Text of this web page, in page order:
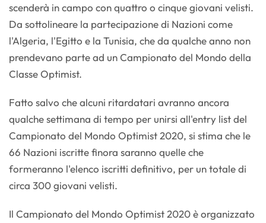
scenderà in campo con quattro o cinque giovani velisti.
Da sottolineare la partecipazione di Nazioni come
l'Algeria, l'Egitto e la Tunisia, che da qualche anno non
prendevano parte ad un Campionato del Mondo della
Classe Optimist.
Fatto salvo che alcuni ritardatari avranno ancora
qualche settimana di tempo per unirsi all'entry list del
Campionato del Mondo Optimist 2020, si stima che le
66 Nazioni iscritte finora saranno quelle che
formeranno l'elenco iscritti definitivo, per un totale di
circa 300 giovani velisti.
Il Campionato del Mondo Optimist 2020 è organizzato